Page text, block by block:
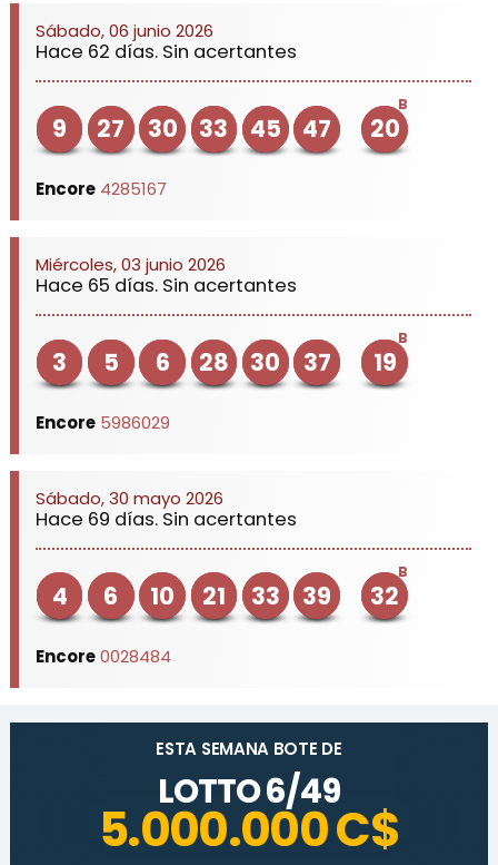
Sábado, 06 junio 2026
Hace 62 días. Sin acertantes
9 27 30 33 45 47
B
20
Encore 4285167
Miércoles, 03 junio 2026
Hace 65 días. Sin acertantes
3 5 6 28 30 37
B
19
Encore 5986029
Sábado, 30 mayo 2026
Hace 69 días. Sin acertantes
4 6 10 21 33 39
B
32
Encore 0028484
ESTA SEMANA BOTE DE
LOTTO 6/49
5.000.000 C$